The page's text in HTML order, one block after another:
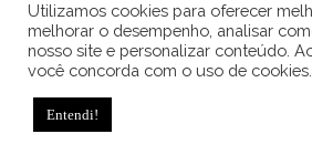
Utilizamos cookies para oferecer
melhorar o desempenho, analisar
nosso site e personalizar conteúdo.
você concorda com o uso de cookies.
Entendi!